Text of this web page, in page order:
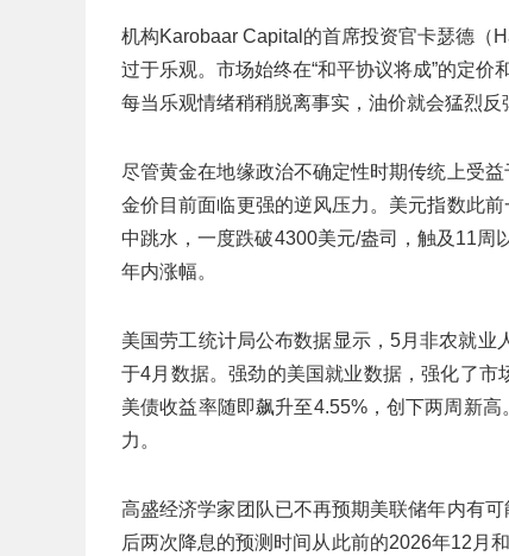
机构Karobaar Capital的首席投资官卡瑟德（
过于乐观。市场始终在“和平协议将成”的定价
每当乐观情绪稍稍脱离事实，油价就会猛烈反
尽管黄金在地缘政治不确定性时期传统上受
金价目前面临更强的逆风压力。美元指数此
中跳水，一度跌破4300美元/盎司，触及11周
年内涨幅。
美国劳工统计局公布数据显示，5月非农就业
于4月数据。强劲的美国就业数据，强化了
美债收益率随即飙升至4.55%，创下两周新
力。
高盛经济学家团队已不再预期美联储年内有
后两次降息的预测时间从此前的2026年12月